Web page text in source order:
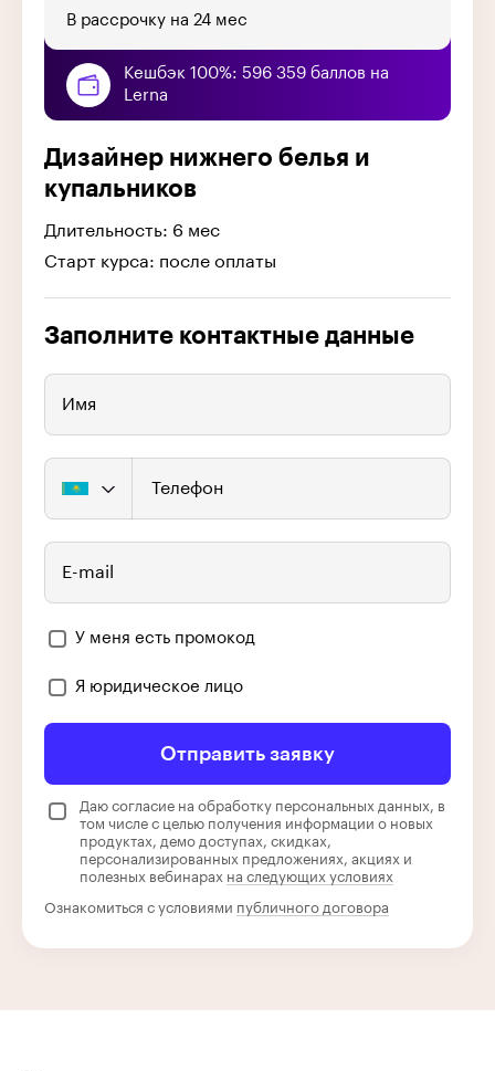
В рассрочку на 24 мес
Кешбэк 100%: 596 359 баллов на
Lerna
Дизайнер нижнего белья и
купальников
Длительность: 6 мес
Старт курса: после оплаты
Заполните контактные данные
Имя
Телефон
E-mail
У меня есть промокод
Я юридическое лицо
Отправить заявку
Даю согласие на обработку персональных данных, в
том числе с целью получения информации о новых
продуктах, демо доступах, скидках,
персонализированных предложениях, акциях и
полезных вебинарах на следующих условиях
Ознакомиться с условиями публичного договора